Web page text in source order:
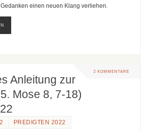
einen neuen Klang verliehen.
2 KOMMENTARE
Anleitung zur
Mose 8, 7-18)
PREDIGTEN 2022